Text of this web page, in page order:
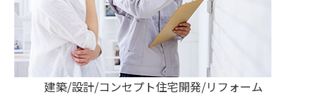
建築/設計/コンセプト住宅開発/リフォーム